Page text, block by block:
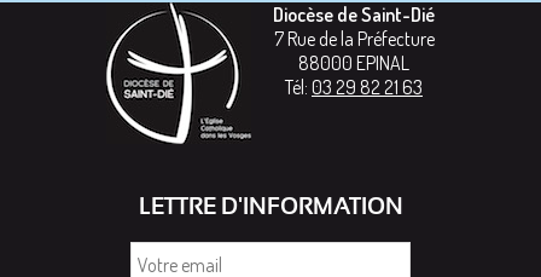
Diocèse de Saint-Dié
7 Rue de la Préfecture
88000 EPINAL
Tél: 03 29 82 21 63
LETTRE D'INFORMATION